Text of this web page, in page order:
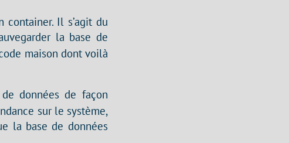
Il s’agit du
la base de
maison dont voilà
données de façon
sur le système,
la base de données